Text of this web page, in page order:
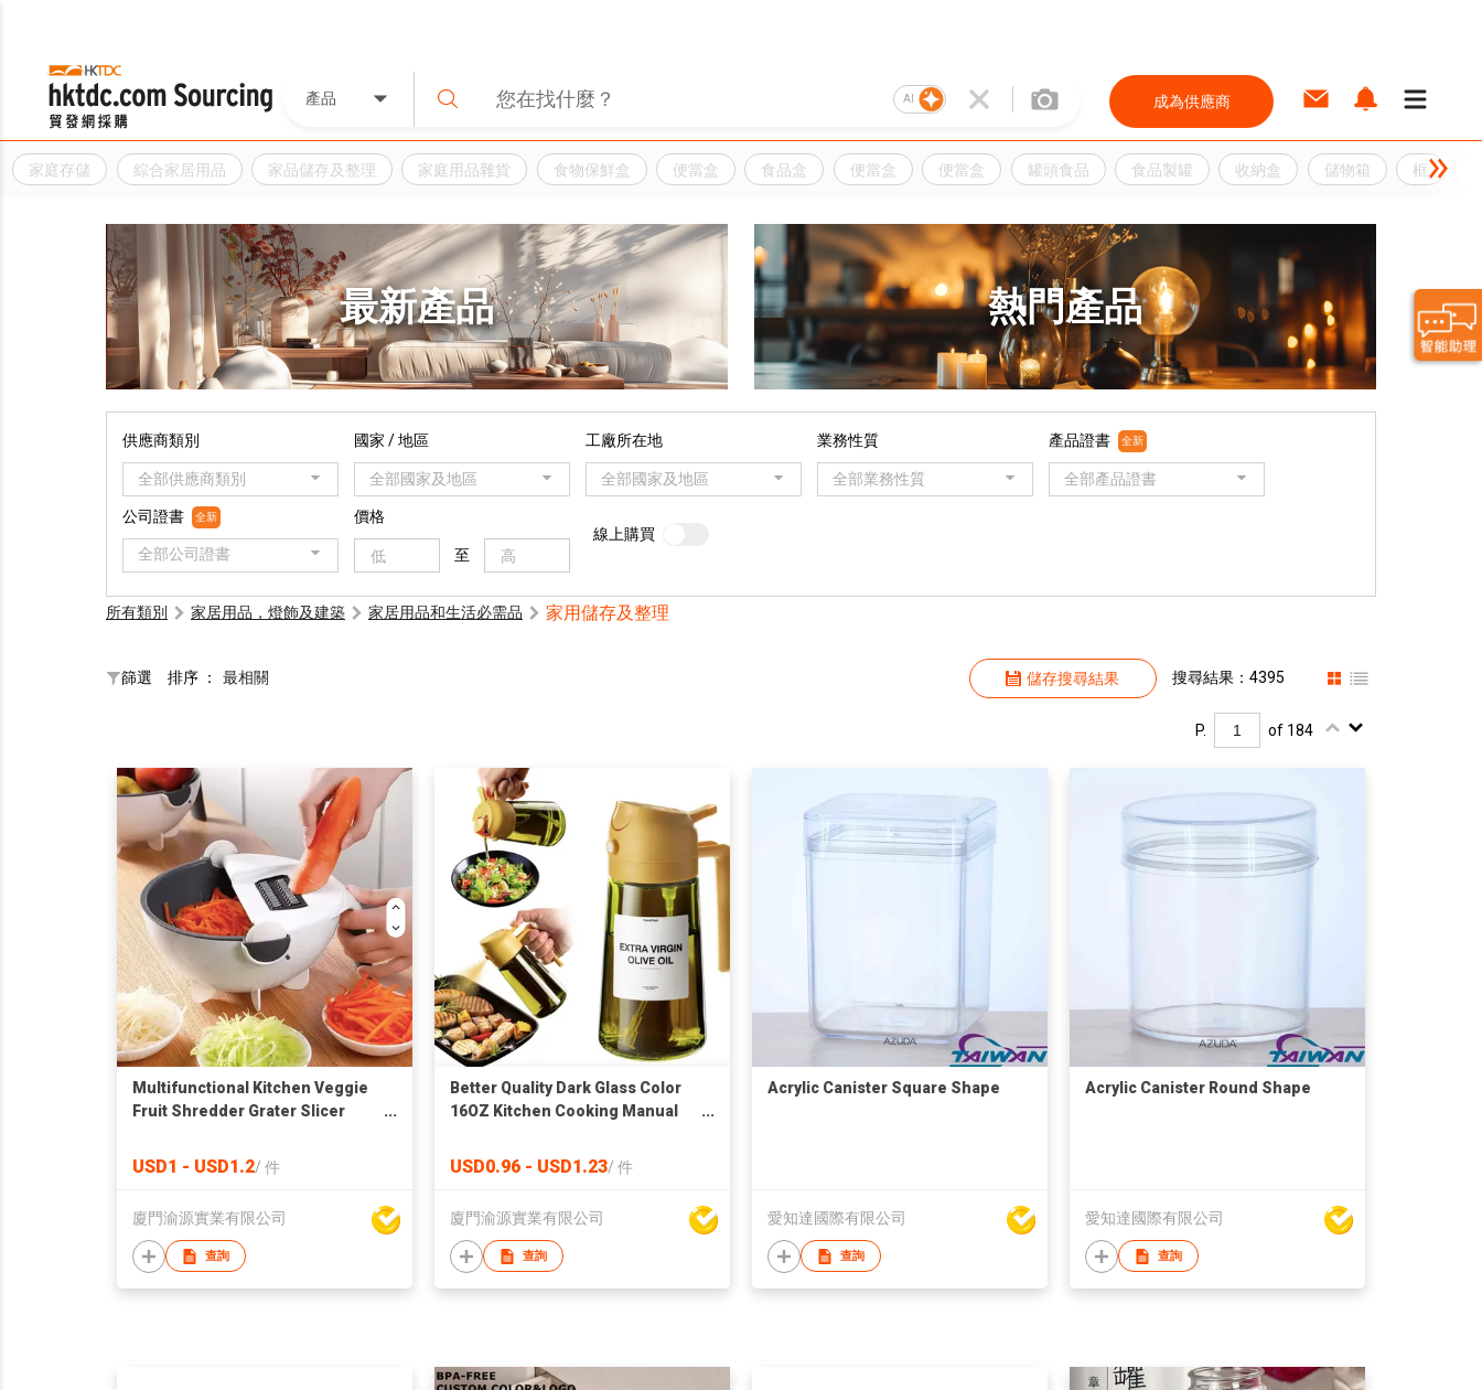
產品 AI 成為供應商
家庭存儲 綜合家居用品 家品儲存及整理 家庭用品雜貨 食物保鮮盒 便當盒 食品盒 便當盒 便當盒 罐頭食品 食品製罐 收納盒 儲物箱 框
最新產品 熱門產品
供應商類別
全部供應商類別
國家 / 地區
全部國家及地區
工廠所在地
全部國家及地區
業務性質
全部業務性質
產品證書 全新
全部產品證書
公司證書 全新
全部公司證書
價格
至
線上購買
所有類別 家居用品，燈飾及建築 家居用品和生活必需品 家用儲存及整理
篩選 排序 ： 最相關 儲存搜尋結果 搜尋結果：4395
P. of 184
Multifunctional Kitchen Veggie
Fruit Shredder Grater Slicer
Cutter With Drain Basket
USD1 - USD1.2/ 件
廈門渝源實業有限公司
查詢
Better Quality Dark Glass Color
16OZ Kitchen Cooking Manual
Oil Dispenser with Oil Brush
USD0.96 - USD1.23/ 件
廈門渝源實業有限公司
查詢
Acrylic Canister Square Shape
愛知達國際有限公司
查詢
Acrylic Canister Round Shape
愛知達國際有限公司
查詢